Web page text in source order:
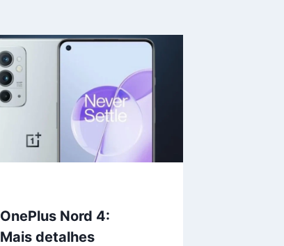
OnePlus Nord 4:
Mais detalhes